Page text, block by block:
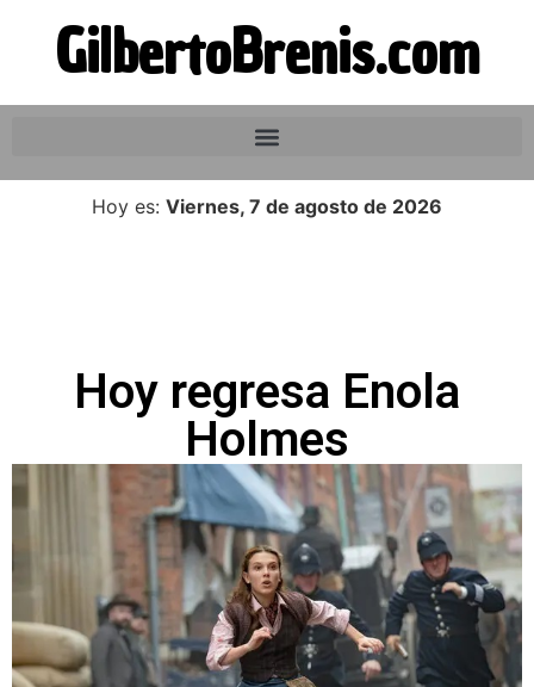
GilbertoBrenis.com
Hoy es: Viernes, 7 de agosto de 2026
Hoy regresa Enola
Holmes